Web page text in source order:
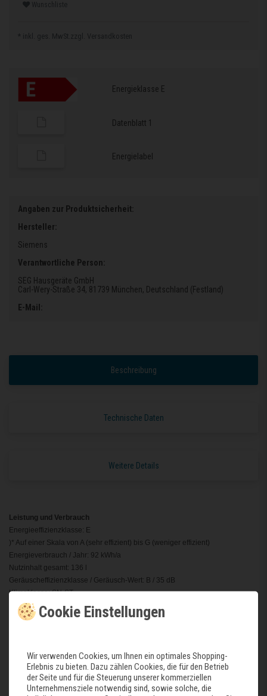
Wunschliste
* inkl. ges. MwSt.zzgl. Versandkosten
Energieklasse E
Datenblatt 1
Energielabel
Angaben zur Produktsicherheit:
Hersteller:
Siemens
Verantwortliche Person:
SEG Hausgeräte GmbH
Carl-Wery-Straße 34, 81739 München, Deutschland (Festland)
E-Mail:
Beschreibung
Technische Daten
Weitere Details
Leistung und Verbrauch
Energieeffizienzklasse: E
)* Auf einer Skala von A (sehr effizient) bis G (weniger effizient)
Energieverbrauch / Jahr: 92 kWh/a
Nutzinhalt gesamt: 136 l
Geräuscheffizienzklasse / Geräusch-Wert: B / 35 dB
Klimaklasse: SN-ST
Design
Elektronische Temperaturregelung über LED ablesbar
Abtau-Automatik im Kühlteil
superKühlen
Cookie Einstellungen
Wir verwenden Cookies, um Ihnen ein optimales Shopping-
Erlebnis zu bieten. Dazu zählen Cookies, die für den Betrieb
der Seite und für die Steuerung unserer kommerziellen
Unternehmensziele notwendig sind, sowie solche, die